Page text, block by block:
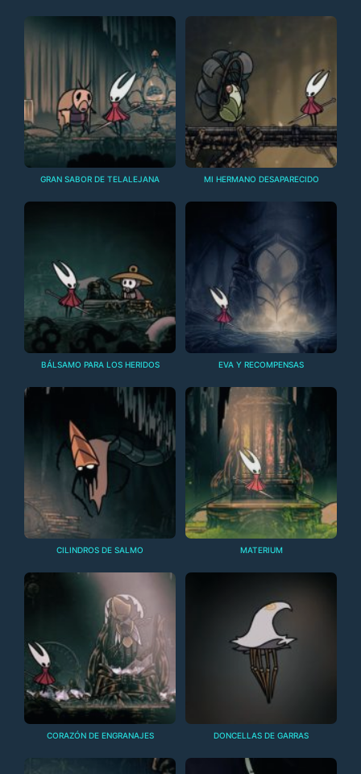
GRAN SABOR DE TELALEJANA MI HERMANO DESAPARECIDO
BÁLSAMO PARA LOS HERIDOS EVA Y RECOMPENSAS
CILINDROS DE SALMO MATERIUM
CORAZÓN DE ENGRANAJES DONCELLAS DE GARRAS